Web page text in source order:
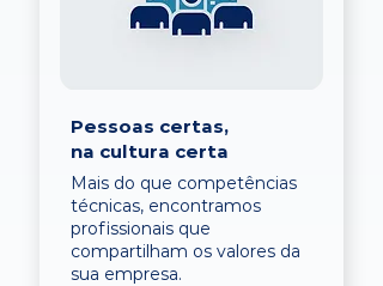
Pessoas certas,
na cultura certa
Mais do que competências
técnicas, encontramos
profissionais que
compartilham os valores da
sua empresa.